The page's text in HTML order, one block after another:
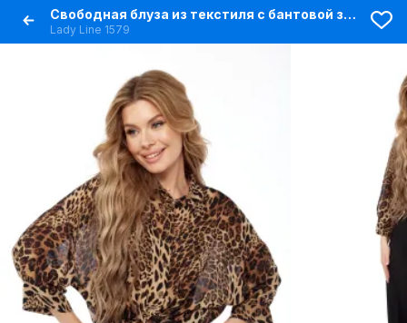
Свободная блуза из текстиля с бантовой застежкой
Lady Line 1579